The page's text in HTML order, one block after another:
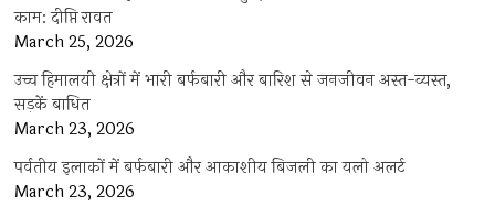
काम: दीप्ति रावत
March 25, 2026
उच्च हिमालयी क्षेत्रों में भारी बर्फबारी और बारिश से जनजीवन अस्त-व्यस्त,
सड़कें बाधित
March 23, 2026
पर्वतीय इलाकों में बर्फबारी और आकाशीय बिजली का यलो अलर्ट
March 23, 2026